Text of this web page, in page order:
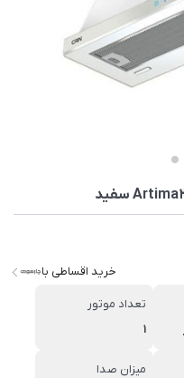
خرید اقساطی با
تعداد موتور
1
میزان صدا